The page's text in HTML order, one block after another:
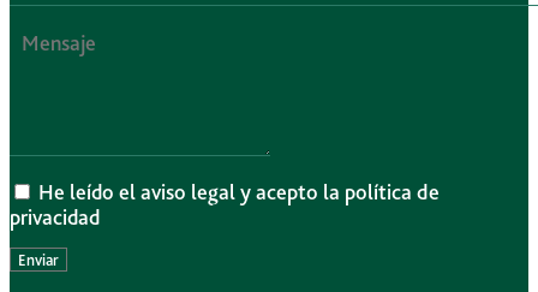
He leído el aviso legal y acepto la política de
privacidad
Enviar